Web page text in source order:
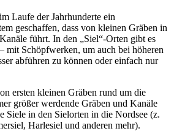
Laufe der Jahrhunderte ein
geschaffen, dass von kleinen Gräben in
führt. In den „Siel“-Orten gibt es
mit Schöpfwerken, um auch bei höheren
abführen zu können oder einfach nur
ersten kleinen Gräben rund um die
größer werdende Gräben und Kanäle
Siele in den Sielorten in die Nordsee (z.
Harlesiel und anderen mehr).